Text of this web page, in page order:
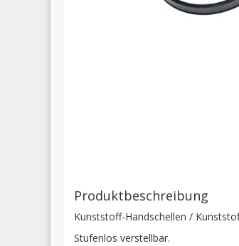
Produktbeschreibung
Kunststoff-Handschellen /
Stufenlos verstellbar.